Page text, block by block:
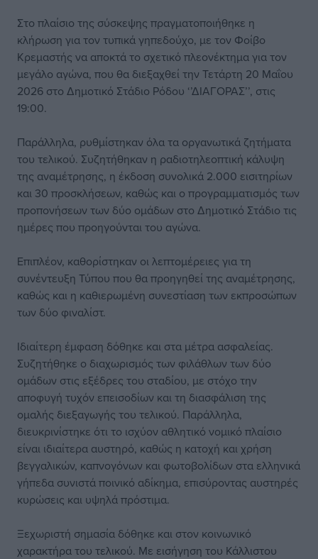
Στο πλαίσιο της σύσκεψης πραγματοποιήθηκε η
κλήρωση για τον τυπικά γηπεδούχο, με τον Φοίβο
Κρεμαστής να αποκτά το σχετικό πλεονέκτημα για τον
μεγάλο αγώνα, που θα διεξαχθεί την Τετάρτη 20 Μαΐου
2026 στο Δημοτικό Στάδιο Ρόδου ‘’ΔΙΑΓΟΡΑΣ’’, στις
19:00.
Παράλληλα, ρυθμίστηκαν όλα τα οργανωτικά ζητήματα
του τελικού. Συζητήθηκαν η ραδιοτηλεοπτική κάλυψη
της αναμέτρησης, η έκδοση συνολικά 2.000 εισιτηρίων
και 30 προσκλήσεων, καθώς και ο προγραμματισμός των
προπονήσεων των δύο ομάδων στο Δημοτικό Στάδιο τις
ημέρες που προηγούνται του αγώνα.
Επιπλέον, καθορίστηκαν οι λεπτομέρειες για τη
συνέντευξη Τύπου που θα προηγηθεί της αναμέτρησης,
καθώς και η καθιερωμένη συνεστίαση των εκπροσώπων
των δύο φιναλίστ.
Ιδιαίτερη έμφαση δόθηκε και στα μέτρα ασφαλείας.
Συζητήθηκε ο διαχωρισμός των φιλάθλων των δύο
ομάδων στις εξέδρες του σταδίου, με στόχο την
αποφυγή τυχόν επεισοδίων και τη διασφάλιση της
ομαλής διεξαγωγής του τελικού. Παράλληλα,
διευκρινίστηκε ότι το ισχύον αθλητικό νομικό πλαίσιο
είναι ιδιαίτερα αυστηρό, καθώς η κατοχή και χρήση
βεγγαλικών, καπνογόνων και φωτοβολίδων στα ελληνικά
γήπεδα συνιστά ποινικό αδίκημα, επισύροντας αυστηρές
κυρώσεις και υψηλά πρόστιμα.
Ξεχωριστή σημασία δόθηκε και στον κοινωνικό
χαρακτήρα του τελικού. Με εισήγηση του Κάλλιστου